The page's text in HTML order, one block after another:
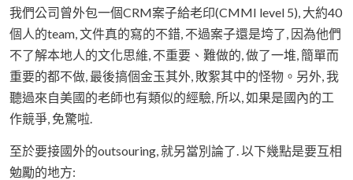
我們公司曾外包一個CRM案子給老印(CMMI level 5), 大約40
個人的team, 文件真的寫的不錯, 不過案子還是垮了, 因為他們
不了解本地人的文化思維, 不重要、難做的, 做了一堆, 簡單而
重要的都不做, 最後搞個金玉其外, 敗絮其中的怪物。另外, 我
聽過來自美國的老師也有類似的經驗, 所以, 如果是國內的工
作競爭, 免驚啦.
至於要接國外的outsouring, 就另當別論了. 以下幾點是要互相
勉勵的地方: